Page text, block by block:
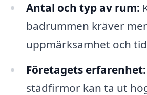
Antal och typ av rum:
badrummen kräver mer
uppmärksamhet och
Företagets erfarenhet:
städfirmor kan ta ut